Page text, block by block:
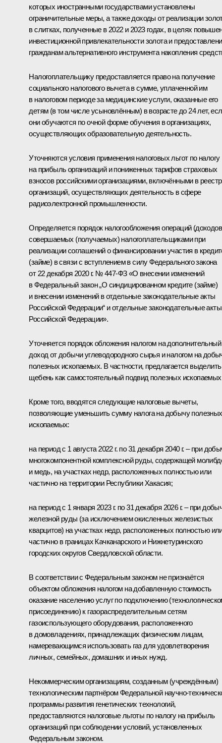
которых иностранными государствами установлены
ограничительные меры, а также доходы от реализации
в слитках, полученные в 2022 и 2023 годах, в целях
инвестиционной привлекательности золота и
гражданам альтернативного инструмента накопления
Налогоплательщику предоставляется право на получение
социального налогового вычета в сумме, уплаченной им
в налоговом периоде за медицинские услуги, оказанные его
детям (в том числе усыновлённым) в возрасте до 24 лет,
они обучаются по очной форме обучения в организациях,
осуществляющих образовательную деятельность.
Уточняются условия применения налоговых льгот по налогу
на прибыль организаций и пониженных тарифов страховых
взносов российскими организациями, включёнными в реестр
организаций, осуществляющих деятельность в сфере
радиоэлектронной промышленности.
Определяется порядок налогообложения операций
совершаемых (получаемых) налогоплательщиками при
реализации соглашений о финансировании участия в
(займе) в связи с вступлением в силу Федерального закона
от 22 декабря 2020 г. № 447-ФЗ «О внесении изменений
в Федеральный закон „О синдицированном кредите (займе)
и внесении изменений в отдельные законодательные акты
Российской Федерации“ и отдельные законодательные акты
Российской Федерации».
Уточняется порядок обложения налогом на дополнительный
доход от добычи углеводородного сырья и налогом на
полезных ископаемых. В частности, предлагается выделить
щебень как самостоятельный подвид полезных
Кроме того, вводятся следующие налоговые вычеты,
позволяющие уменьшить сумму налога на добычу полезных
ископаемых:
на период с 1 августа 2022 г. по 31 декабря 2040 г. – при
многокомпонентной комплексной руды, содержащей
и медь, на участках недр, расположенных полностью или
частично на территории Республики Хакасия;
на период с 1 января 2023 г. по 31 декабря 2026 г. – при
железной руды (за исключением окисленных железистых
кварцитов) на участках недр, расположенных полностью
частично в границах Качканарского и Нижнетуринского
городских округов Свердловской области.
В соответствии с Федеральным законом не признаётся
объектом обложения налогом на добавленную стоимость
оказание населению услуг по подключению
присоединению) к газораспределительным сетям
газоиспользующего оборудования, расположенного
в домовладениях, принадлежащих физическим лицам,
намеревающимся использовать газ для удовлетворения
личных, семейных, домашних и иных нужд.
Некоммерческим организациям, созданным (учреждённым)
технологическим партнёром Федеральной научно-
программы развития генетических технологий,
предоставляются налоговые льготы по налогу на прибыль
организаций при соблюдении условий, установленных
Федеральным законом.